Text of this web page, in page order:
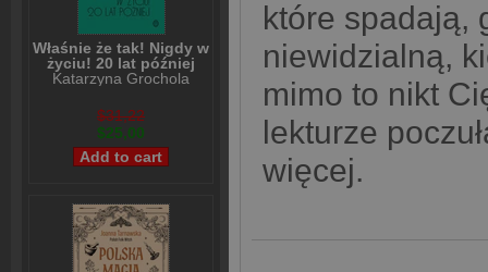
Właśnie że tak! Nigdy w
życiu! 20 lat później
Katarzyna Grochola
$31,22
$25,00
które spadają,
niewidzialną,
mimo to nikt
lekturze
więcej.